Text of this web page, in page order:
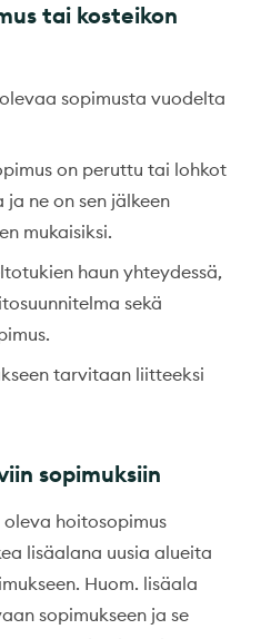
tai kosteikon
sopimusta vuodelta
on peruttu tai lohkot
ne on sen jälkeen
mukaisiksi.
haun yhteydessä,
sekä
tarvitaan liitteeksi
sopimuksiin
hoitosopimus
lisäalana uusia alueita
Huom. lisäala
sopimukseen ja se